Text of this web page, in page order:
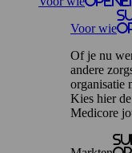
Voor wie
Of je nu
andere
organisatie
Kies hier
Medicore